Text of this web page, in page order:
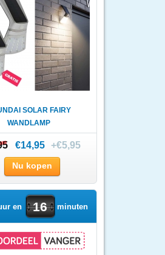
SOLAR FAIRY
WANDLAMP
€14,95 +€5,95
Nu kopen
en 16 minuten